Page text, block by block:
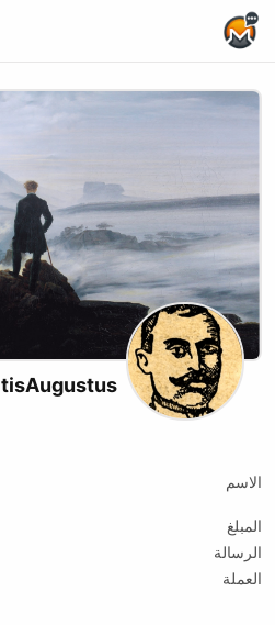
tisAugustus
الاسم
المبلغ
الرسالة
العملة